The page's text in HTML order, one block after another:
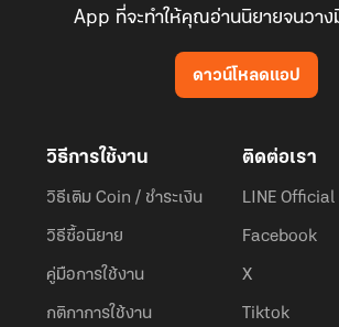
App ที่จะทำให้คุณอ่านนิยายจนวาง
ดาวน์โหลดแอป
วิธีการใช้งาน
วิธีเติม Coin / ชำระเงิน
วิธีซื้อนิยาย
คู่มือการใช้งาน
กติกาการใช้งาน
ติดต่อเรา
LINE Official
Facebook
X
Tiktok